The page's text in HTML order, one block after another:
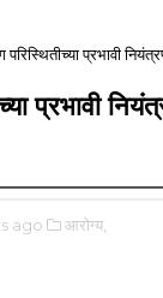
परिस्थितीच्या प्रभावी
प्रभावी
ago आरोग्य,